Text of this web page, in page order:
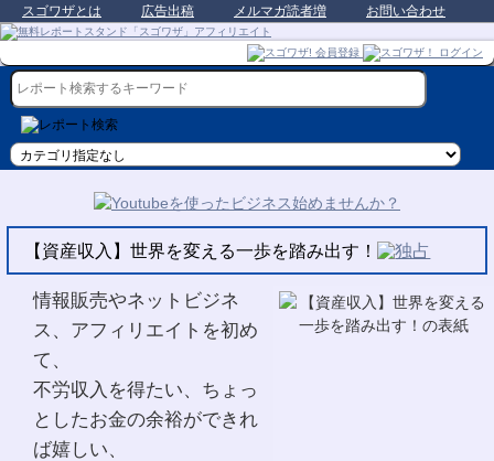
スゴワザとは 広告出稿 メルマガ読者増 お問い合わせ
【資産収入】世界を変える一歩を踏み出す！
情報販売やネットビジネ
ス、アフィリエイトを初め
て、
不労収入を得たい、ちょっ
としたお金の余裕ができれ
ば嬉しい、